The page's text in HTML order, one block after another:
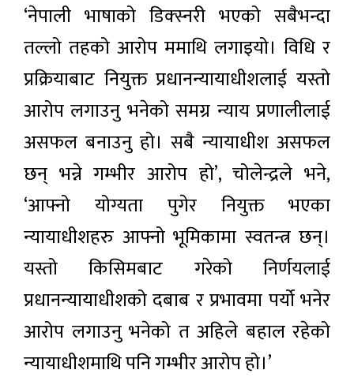
‘नेपाली भाषाको डिक्स्नरी भएको सबैभन्दा
तल्लो तहको आरोप ममाथि लगाइयो। विधि र
प्रक्रियाबाट नियुक्त प्रधानन्यायाधीशलाई यस्तो
आरोप लगाउनु भनेको समग्र न्याय प्रणालीलाई
असफल बनाउनु हो। सबै न्यायाधीश असफल
छन् भन्ने गम्भीर आरोप हो’, चोलेन्द्रले भने,
‘आफ्नो योग्यता पुगेर नियुक्त भएका
न्यायाधीशहरु आफ्नो भूमिकामा स्वतन्त्र छन्।
यस्तो किसिमबाट गरेको निर्णयलाई
प्रधानन्यायाधीशको दबाब र प्रभावमा पर्यो भनेर
आरोप लगाउनु भनेको त अहिले बहाल रहेको
न्यायाधीशमाथि पनि गम्भीर आरोप हो।’